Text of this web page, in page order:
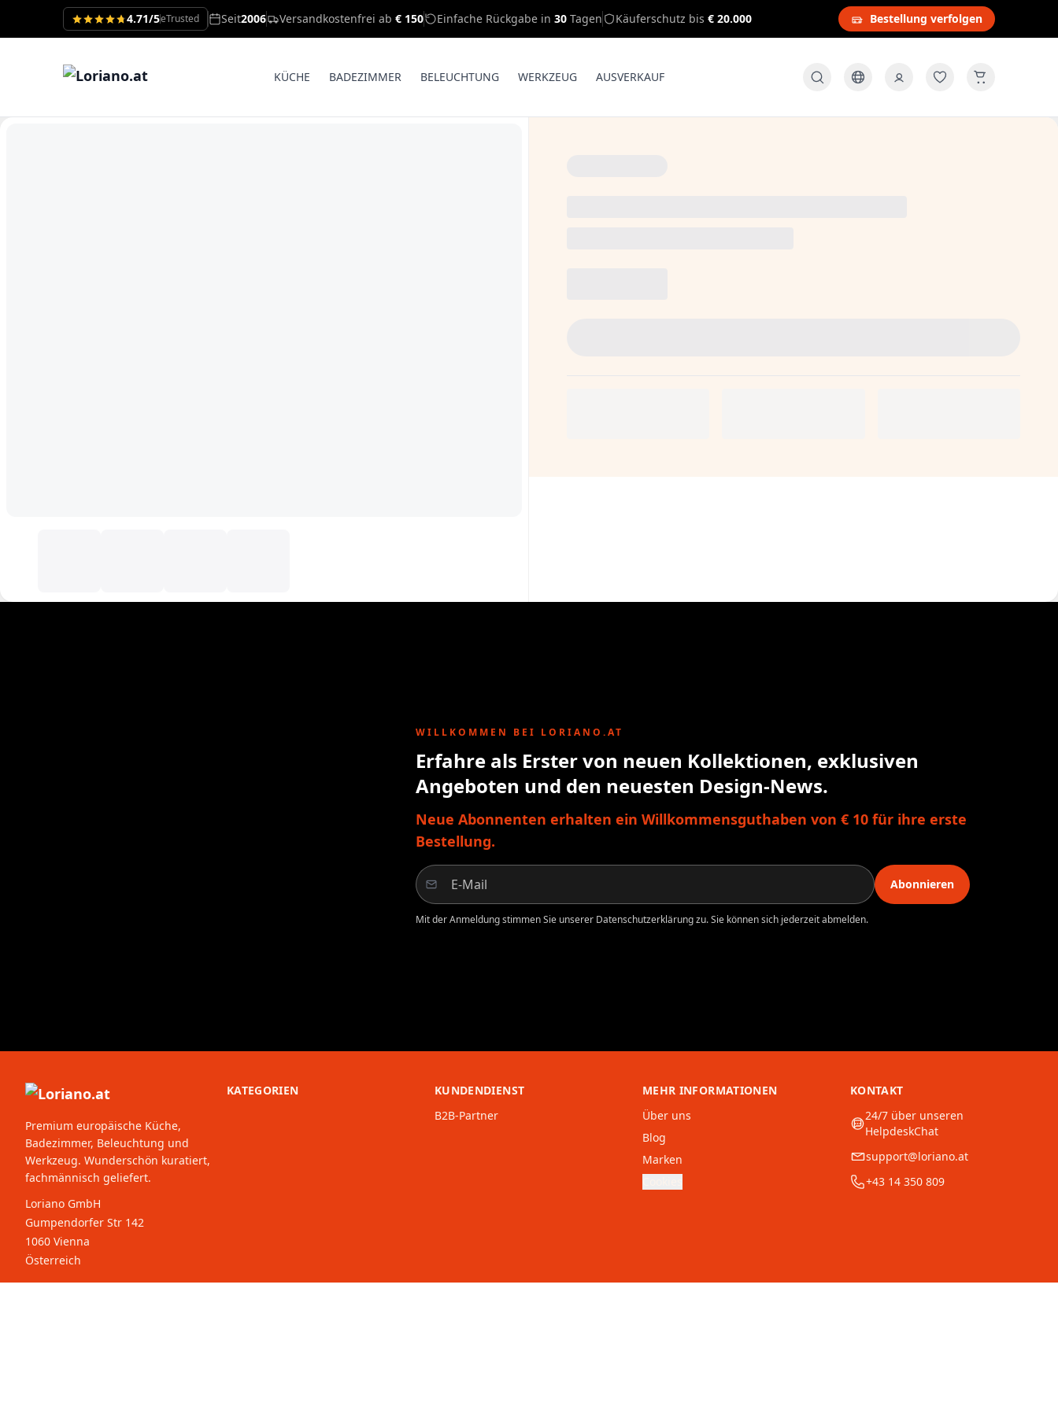
4.71/5eTrusted Seit2006 Versandkostenfrei ab € 150 Einfache Rückgabe in 30 Tagen Käuferschutz bis € 20.000 Bestellung verfolgen
KÜCHE BADEZIMMER BELEUCHTUNG WERKZEUG AUSVERKAUF
WILLKOMMEN BEI LORIANO.AT
Erfahre als Erster von neuen Kollektionen, exklusiven
Angeboten und den neuesten Design-News.
Neue Abonnenten erhalten ein Willkommensguthaben von € 10 für ihre erste
Bestellung.
Abonnieren
Mit der Anmeldung stimmen Sie unserer Datenschutzerklärung zu. Sie können sich jederzeit abmelden.
Premium europäische Küche,
Badezimmer, Beleuchtung und
Werkzeug. Wunderschön kuratiert,
fachmännisch geliefert.
Loriano GmbH
Gumpendorfer Str 142
1060 Vienna
Österreich
KATEGORIEN
KUNDENDIENST
B2B-Partner
MEHR INFORMATIONEN
Über uns
Blog
Marken
KONTAKT
24/7 über unseren
HelpdeskChat
support@loriano.at
+43 14 350 809